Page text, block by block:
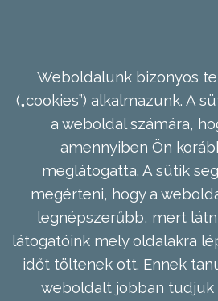
Weboldalunk bizonyos
(„cookies”) alkalmazunk. A
a weboldal számára,
amennyiben Ön
meglátogatta. A sütik
megérteni, hogy a
legnépszerűbb, mert
látogatóink mely oldalakra
időt töltenek ott. Ennek
weboldalt jobban tudjuk